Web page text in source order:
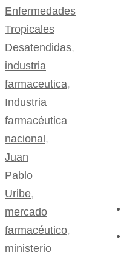
Enfermedades
Tropicales
Desatendidas,
industria
farmaceutica,
Industria
farmacéutica
nacional ,
Juan
Pablo
Uribe,
mercado
farmacéutico,
ministerio